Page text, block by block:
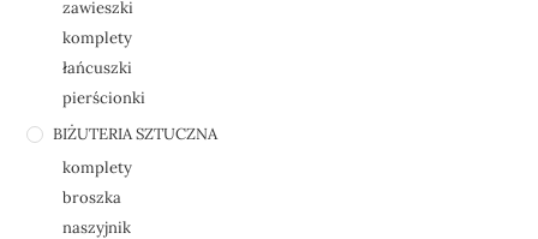
zawieszki
komplety
łańcuszki
pierścionki
BIŻUTERIA SZTUCZNA
komplety
broszka
naszyjnik